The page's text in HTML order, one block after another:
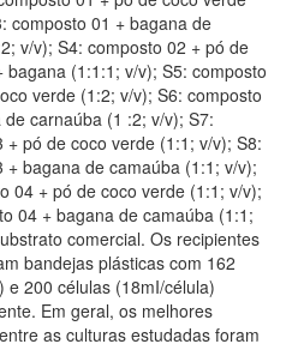
composto 01 + bagana de
v/v); S4: composto 02 + pó de
bagana (1:1:1; v/v); S5: composto
verde (1:2; v/v); S6: composto
carnaúba (1 :2; v/v); S7:
+ pó de coco verde (1:1; v/v); S8:
+ bagana de camaúba (1:1; v/v);
04 + pó de coco verde (1:1; v/v);
04 + bagana de camaúba (1:1;
comercial. Os recipientes
bandejas plásticas com 162
e 200 células (18mI/célula)
Em geral, os melhores
as culturas estudadas foram